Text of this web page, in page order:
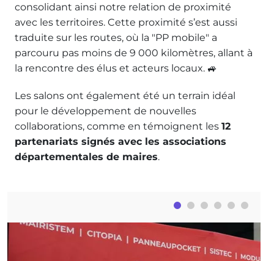
consolidant ainsi notre relation de proximité
avec les territoires. Cette proximité s’est aussi
traduite sur les routes, où la "PP mobile" a
parcouru pas moins de 9 000 kilomètres, allant à
la rencontre des élus et acteurs locaux. 🚙
Les salons ont également été un terrain idéal
pour le développement de nouvelles
collaborations, comme en témoignent les 12
partenariats signés avec les associations
départementales de maires.